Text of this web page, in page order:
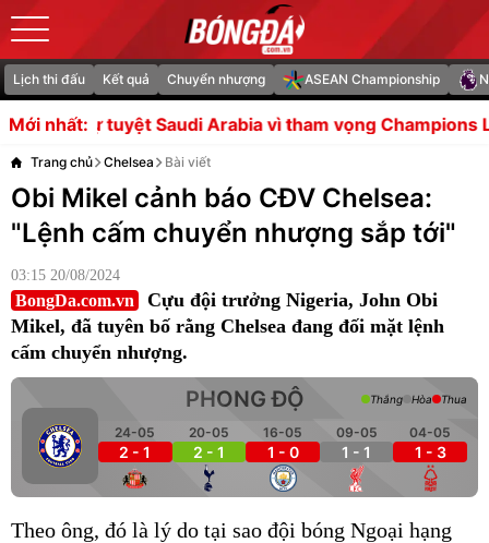
Lịch thi đấu Kết quả Chuyển nhượng ASEAN Championship
Mới nhất:
Arabia vì tham vọng Champions League Thắng 3/
Trang chủ Chelsea Bài viết
Obi Mikel cảnh báo CĐV Chelsea:
"Lệnh cấm chuyển nhượng sắp tới"
03:15 20/08/2024
BongDa.com.vn
Cựu đội trưởng Nigeria, John Obi
Mikel, đã tuyên bố rằng Chelsea đang đối mặt lệnh
cấm chuyển nhượng.
PHONG ĐỘ
24-05
2 - 1
20-05
2 - 1
16-05
1 - 0
09-05
1 - 1
04-05
1 - 3
Thắng Hòa Thua
Theo ông, đó là lý do tại sao đội bóng Ngoại hạng